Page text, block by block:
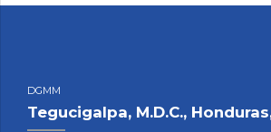
DGMM
Tegucigalpa, M.D.C.,